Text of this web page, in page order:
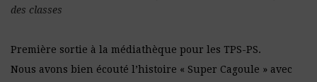
des classes
Première sortie à la médiathèque pour les TPS-PS.
Nous avons bien écouté l’histoire « Super Cagoule » avec